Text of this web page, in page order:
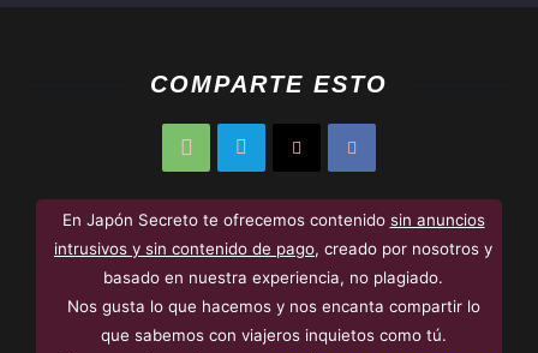
COMPARTE ESTO
En Japón Secreto te ofrecemos contenido sin anuncios
intrusivos y sin contenido de pago, creado por nosotros y
basado en nuestra experiencia, no plagiado.
Nos gusta lo que hacemos y nos encanta compartir lo
que sabemos con viajeros inquietos como tú.